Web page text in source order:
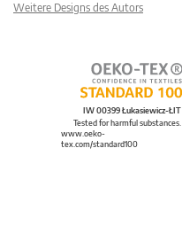
Weitere Designs des Autors
IW 00399 Łukasiewicz-ŁIT
Tested for harmful substances.
www.oeko-
tex.com/standard100